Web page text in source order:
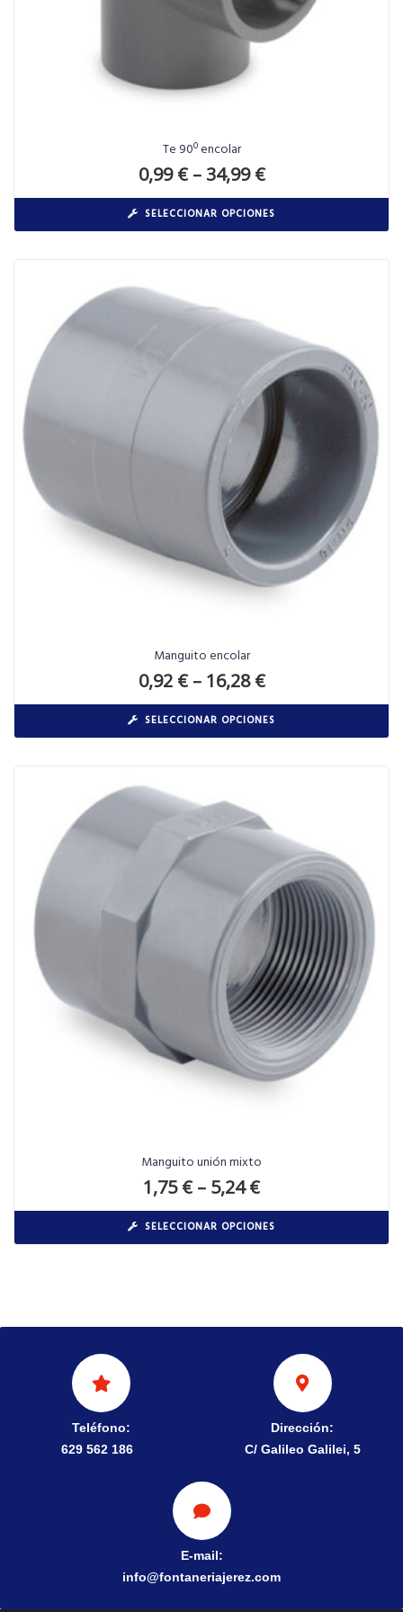
Te 90º encolar
0,99€– 34,99€
SELECCIONAR OPCIONES
Manguito encolar
0,92 €– 16,28€
SELECCIONAR OPCIONES
Manguito unión mixto
1,75€– 5,24€
SELECCIONAR OPCIONES
Teléfono:
629 562 186
Dirección:
C/ Galileo Galilei, 5
E-mail:
info@fontaneriajerez.com